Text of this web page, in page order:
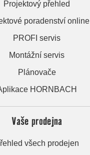
Projektový přehled
poradenství online
PROFI servis
Montážní servis
Plánovače
HORNBACH
Vaše prodejna
všech prodejen